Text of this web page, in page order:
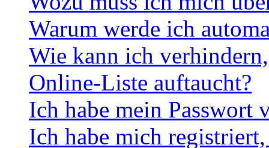
Warum werde ich
Wie kann ich
Online-Liste auftaucht?
Ich habe mein Passwort
Ich habe mich